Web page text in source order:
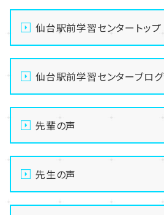
仙台駅前学習センタートップ
仙台駅前学習センターブログ
先輩の声
先生の声